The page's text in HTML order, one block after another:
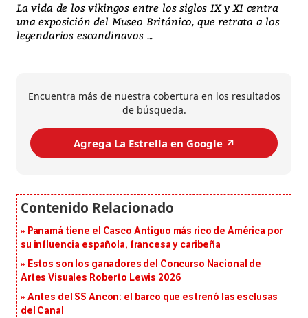
La vida de los vikingos entre los siglos IX y XI centra
una exposición del Museo Británico, que retrata a los
legendarios escandinavos ...
Encuentra más de nuestra cobertura en los resultados
de búsqueda.
Agrega La Estrella en Google ↗️
Panamá tiene el Casco Antiguo más rico de América por
su influencia española, francesa y caribeña
Estos son los ganadores del Concurso Nacional de
Artes Visuales Roberto Lewis 2026
Antes del SS Ancon: el barco que estrenó las esclusas
del Canal